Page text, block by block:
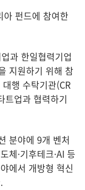
아 펀드에 참여한
과 한일협력기업
지원하기 위해 참
행 수탁기관(CR
트업과 협력하기
분야에 9개 벤처
체·기후테크·AI 등
에서 개방형 혁신